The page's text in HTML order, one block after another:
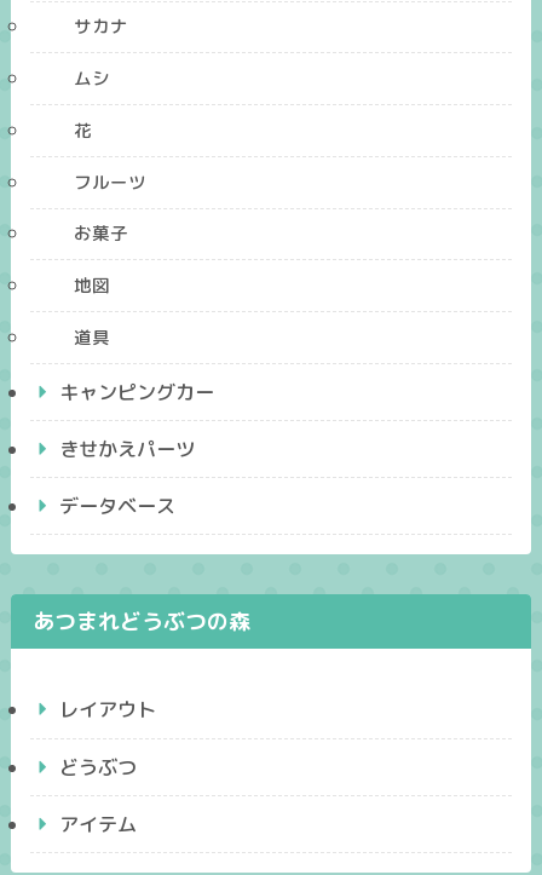
サカナ
ムシ
花
フルーツ
お菓子
地図
道具
キャンピングカー
きせかえパーツ
データベース
あつまれどうぶつの森
レイアウト
どうぶつ
アイテム